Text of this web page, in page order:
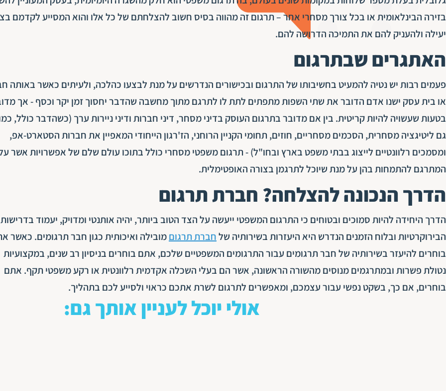
בזירה הבינלאומית או בכל צורך מסחרי אחר – תרגום זה מהווה בסיס חשוב להצלחתם של כל אלו והוא המסייע לקדמם
יעילה ולהעניק להם את התמיכה הדרושה להם.
האתגרים שבתרגום
פעמים רבות יש נטיה להמעיט בחשיבותו של התרגום ובכישורים הנדרשים על מנת לבצעו כהלכה, ולעיתים כאשר באותה
או בית עסק ישנו אדם הדובר את שתי השפות מתפתים לתת לו לתרגם מתוך מחשבה שהדבר יחסוך זמן יקר וכסף - אך
בטעות שעשויה להיות קריטית. בין אם מדובר בתרגום העוסק בדיני מסחר, דיני חברות ודיני ניירות ערך (כשהדבר כולל,
גם ליטיגציה מסחרית, הסכמים מסחריים, חוזים, תחומי הקניין הרוחני, הז'רגון הייחודי המאפיין את חברות הסטארט-אפ,
ומסמכים רלוונטיים לייצוג בבתי משפט בארץ ובחו"ל) - תרגום משפטי מסחרי כולל בתוכו עולם שלם של אפשרויות אשר
המתרגם להתמחות בהן על מנת שיוכל לתרגמן בצורה האופטימלית.
הדרך הנכונה להצלחה? חברת תרגום
הדרך היחידה להיות סמוכים ובטוחים כי התרגום המשפטי ייעשה על הצד הטוב ביותר, יהיה אותנטי ומדויק, יעמוד בדרישות
הבירוקרטיות ובלוח הזמנים הנדרש היא היעזרות בשירותיה שלחברת תרגוםמובילה ואיכותית כגון חבר תרגומים. כאשר
בוחרים להיעזר בשירותיה של חבר תרגומים עבור התרגומים המשפטיים שלכם, אתם בוחרים בניסיון רב שנים, במקצועיות
נטולת פשרות ובמתרגמים מנוסים מהשורה הראשונה, אשר הם בעלי השכלה אקדמית רלוונטית או רקע משפטי תקף. אתם
בוחרים, אם כך, בשקט נפשי עבור עצמכם, ומאפשרים לתרגום לשרת אתכם כראוי ולסייע לכם בתהליך.
אולי יוכל לעניין אותך גם: